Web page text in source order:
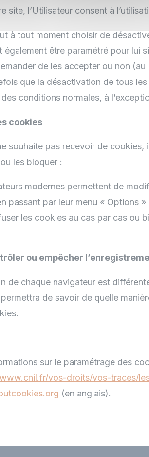
site, l’Utilisateur consent à
à tout moment choisir de
également être paramétré pour lui
de les accepter ou non
que la désactivation de tous
conditions normales, à
cookies
souhaite pas recevoir de
les bloquer :
modernes permettent de
passant par leur menu « Options
les cookies au cas par cas ou
ou empêcher
de chaque navigateur est
de savoir de quelle
sur le paramétrage des
vos-droits/vos-traces/
(en anglais).